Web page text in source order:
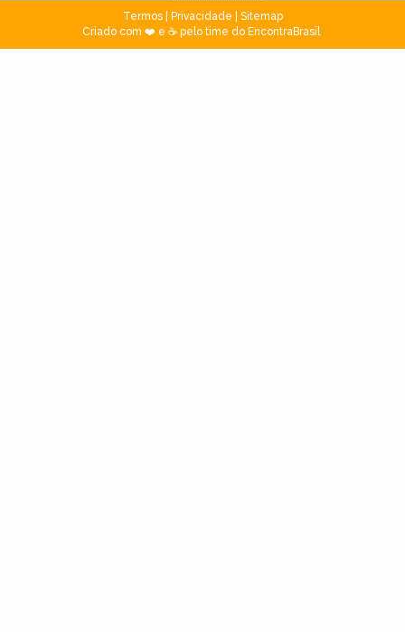
Termos| Privacidade
Sitemap
Criado com ❤️ e ☕ pelo time do EncontraBrasil